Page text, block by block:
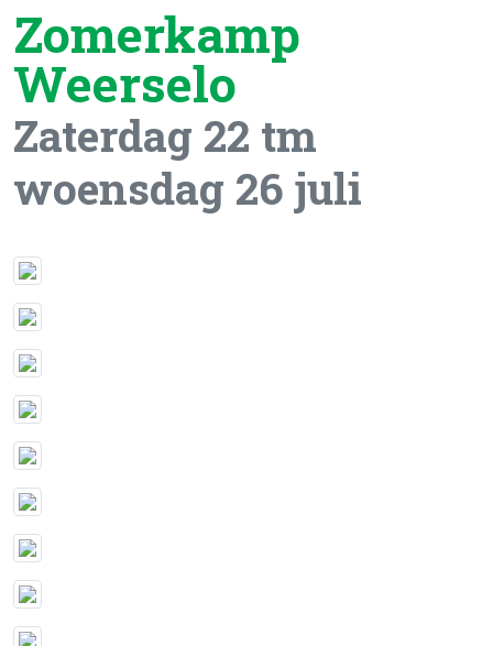
Zomerkamp
Weerselo
Zaterdag 22 tm
woensdag 26 juli